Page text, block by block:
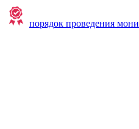
порядок проведения